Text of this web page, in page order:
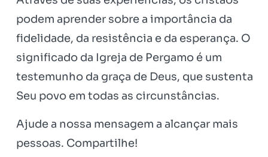
podem aprender sobre a importância da
fidelidade, da resistência e da esperança. O
significado da Igreja de Pergamo é um
testemunho da graça de Deus, que sustenta
Seu povo em todas as circunstâncias.
Ajude a nossa mensagem a alcançar mais
pessoas. Compartilhe!